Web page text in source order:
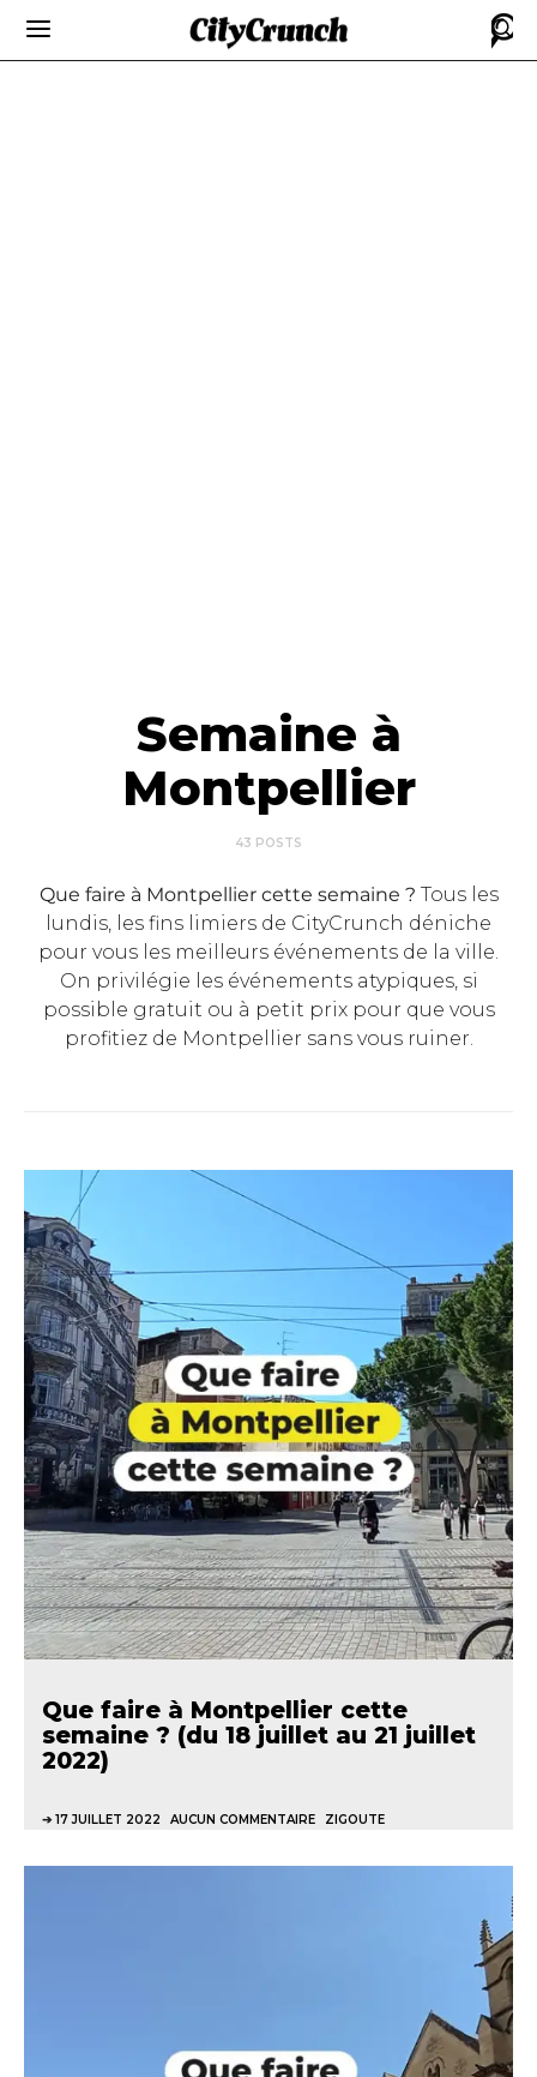
Semaine à
Montpellier
43 POSTS
Que faire à Montpellier cette semaine ? Tous les
lundis, les fins limiers de CityCrunch déniche
pour vous les meilleurs événements de la ville.
On privilégie les événements atypiques, si
possible gratuit ou à petit prix pour que vous
profitiez de Montpellier sans vous ruiner.
Que faire à Montpellier cette
semaine ? (du 18 juillet au 21 juillet
2022)
17 JUILLET 2022 AUCUN COMMENTAIRE ZIGOUTE